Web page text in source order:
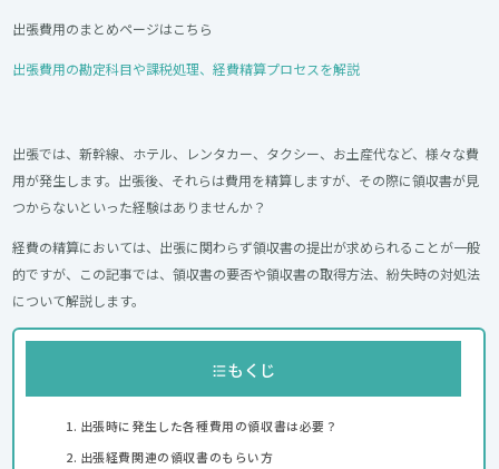
出張費用のまとめページはこちら
出張費用の勘定科目や課税処理、経費精算プロセスを解説
出張では、新幹線、ホテル、レンタカー、タクシー、お土産代など、様々な費
用が発生します。出張後、それらは費用を精算しますが、その際に領収書が見
つからないといった経験はありませんか？
経費の精算においては、出張に関わらず領収書の提出が求められることが一般
的ですが、この記事では、領収書の要否や領収書の取得方法、紛失時の対処法
について解説します。
もくじ
出張時に発生した各種費用の領収書は必要？
出張経費関連の領収書のもらい方